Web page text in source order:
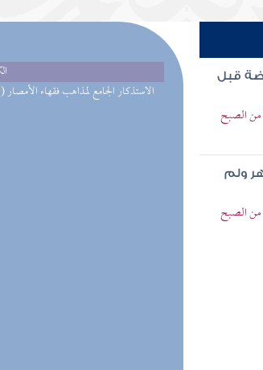
(2) الاستذكار الجامع لمذاهب فقهاء الأمصار
قبل
الصبح
ولم
الصبح